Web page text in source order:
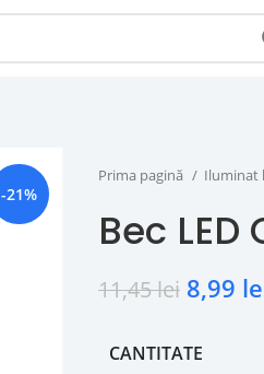
-21%
Prima pagină Iluminat
Bec
11,45lei 8,99
CANTITATE